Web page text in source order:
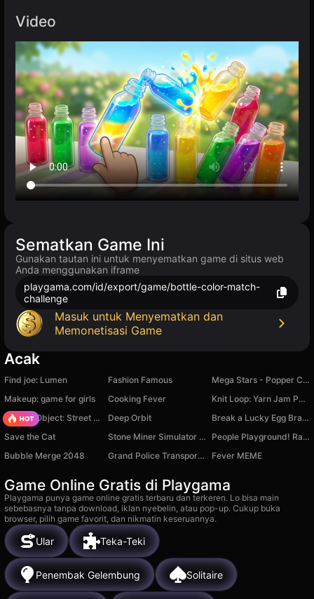
Video
Sematkan Game Ini
Gunakan tautan ini untuk menyematkan game di situs web
Anda menggunakan iframe
playgama.com/id/export/game/bottle-color-match-
challenge
Masuk untuk Menyematkan dan
Memonetisasi Game
Acak
Find joe: Lumen Fashion Famous
Mega Stars - Popper Crazy
Makeup: game for girls
Cooking Fever
Knit Loop: Yarn Jam Puzzle
Hidden Object: Street Of Secrets
Deep Orbit
Break a Lucky Egg Brainrots
Save the Cat
Stone Miner Simulator | Robby
People Playground! Ragdoll Arena!
Bubble Merge 2048
Grand Police Transport Truck Fever MEME
Game Online Gratis di Playgama
Playgama punya game online gratis terbaru dan terkeren. Lo bisa main
sebebasnya tanpa download, iklan nyebelin, atau pop-up. Cukup buka
browser, pilih game favorit, dan nikmatin keseruannya.
Ular Teka-Teki
Penembak Gelembung Solitaire